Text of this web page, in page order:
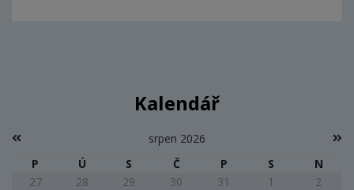
Kalendář
srpen 2026
P
Ú S Č P S
N
27
28 29 30 31 1
2